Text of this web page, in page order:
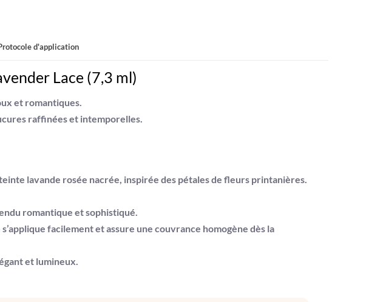
d'application
Lace (7,3 ml)
et romantiques.
raffinées et intemporelles.
lavande rosée nacrée, inspirée des pétales de fleurs printanières.
romantique et sophistiqué.
s’applique facilement et assure une couvrance homogène dès la
et lumineux.